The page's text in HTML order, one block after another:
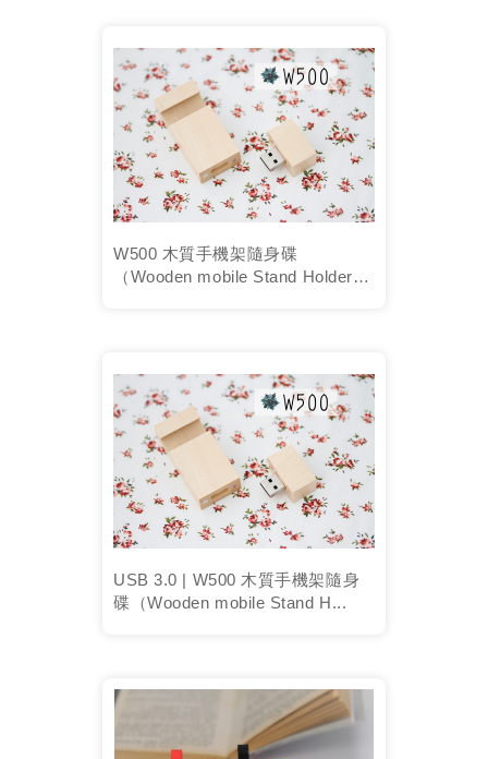
W500 木質手機架隨身碟
（Wooden mobile Stand Holder
USB 3.0 | W500 木質手機架隨身
碟（Wooden mobile Stand H...